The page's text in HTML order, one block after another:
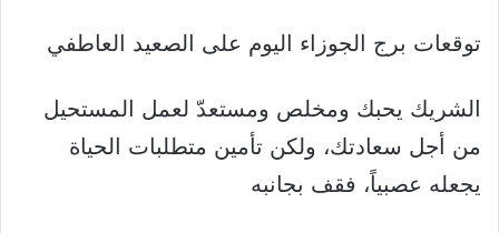
توقعات برج الجوزاء اليوم على الصعيد العاطفي
الشريك يحبك ومخلص ومستعدّ لعمل المستحيل
من أجل سعادتك، ولكن تأمين متطلبات الحياة
يجعله عصبياً، فقف بجانبه